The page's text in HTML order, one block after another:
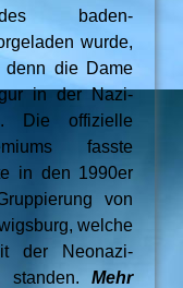
des baden-
wurde,
denn die Dame
in der Nazi-
Die offizielle
fasste
in den 1990er
von
welche
der Neonazi-
standen.Mehr